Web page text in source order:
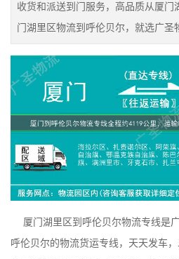
收货和派送到门服务，高品质从厦门
门湖里区物流到呼伦贝尔，就选广圣
厦门湖里区到呼伦贝尔物流专线是
呼伦贝尔的物流货运专线，天天发车